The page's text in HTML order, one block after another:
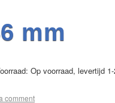
mm
Op voorraad, levertijd
comment